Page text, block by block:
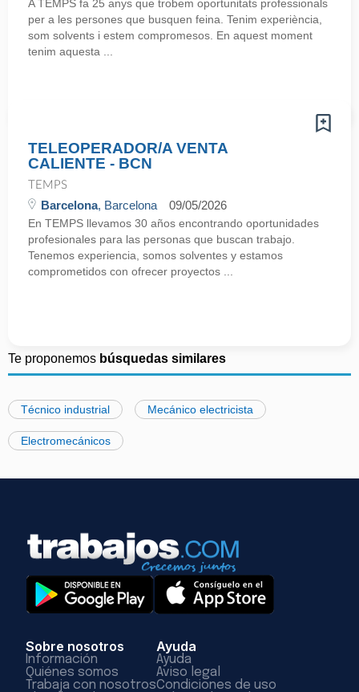
A TEMPS fa 25 anys que trobem oportunitats professionals
per a les persones que busquen feina. Tenim experiència,
som solvents i estem compromesos. En aquest moment
tenim aquesta ...
TELEOPERADOR/A VENTA
CALIENTE - BCN
TEMPS
Barcelona, Barcelona 09/05/2026
En TEMPS llevamos 30 años encontrando oportunidades
profesionales para las personas que buscan trabajo.
Tenemos experiencia, somos solventes y estamos
comprometidos con ofrecer proyectos ...
Te proponemos búsquedas similares
Técnico industrial Mecánico electricista
Electromecánicos
Sobre nosotros
Información
Quiénes somos
Trabaja con nosotros
Ayuda
Ayuda
Aviso legal
Condiciones de uso